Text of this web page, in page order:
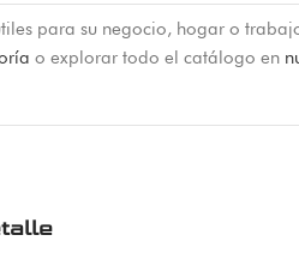
para su negocio, hogar o
o explorar todo el catálogo en